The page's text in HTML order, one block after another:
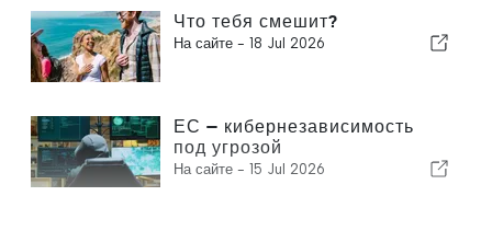
Что тебя смешит?
На сайте - 18 Jul 2026
ЕС — кибернезависимость
под угрозой
На сайте - 15 Jul 2026